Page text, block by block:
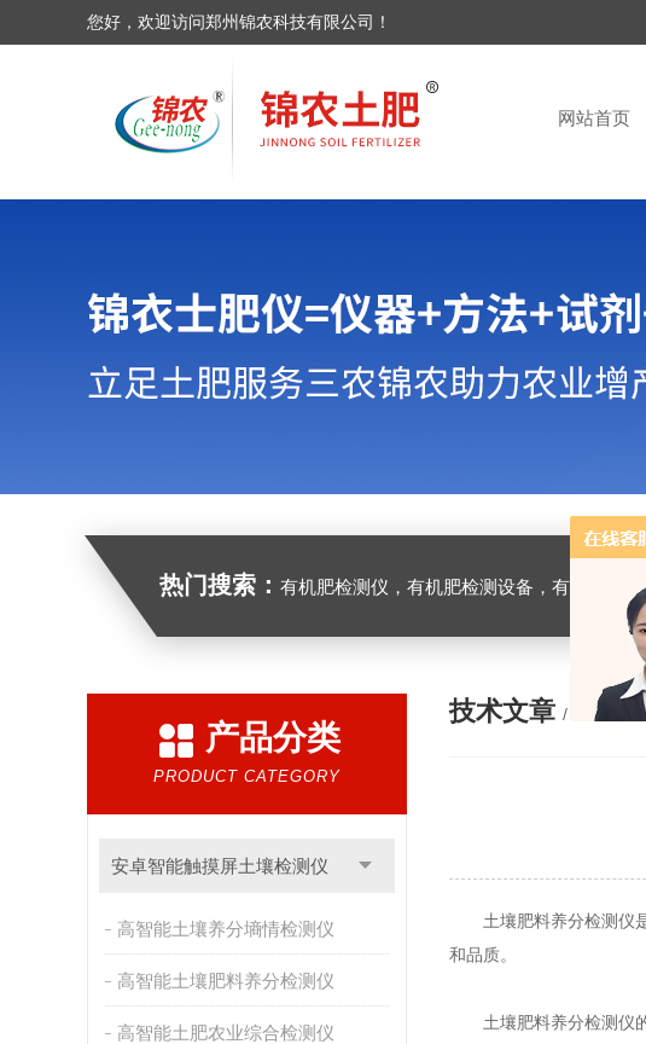
您好，欢迎访问郑州锦农科技有限公司！
网站首页
热门搜索： 有机肥检测仪，有机肥检测设备，有机肥实验室设备，生物有机肥
产品分类
PRODUCT CATEGORY
安卓智能触摸屏土壤检测仪
高智能土壤养分墒情检测仪
高智能土壤肥料养分检测仪
高智能土肥农业综合检测仪
技术文章 / ARTICLE
土壤肥料养分检测仪是
和品质。
土壤肥料养分检测仪的